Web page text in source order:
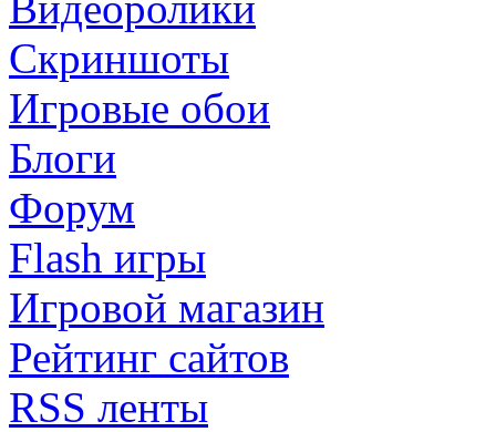
Скриншоты
Игровые обои
Блоги
Форум
Flash игры
Игровой магазин
Рейтинг сайтов
RSS ленты